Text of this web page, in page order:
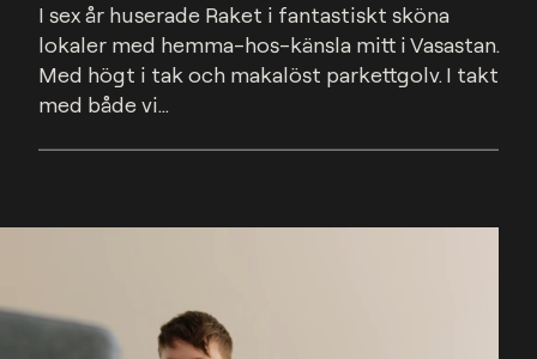
I sex år huserade Raket i fantastiskt sköna
lokaler med hemma-hos-känsla mitt i Vasastan.
Med högt i tak och makalöst parkettgolv. I takt
med både vi...